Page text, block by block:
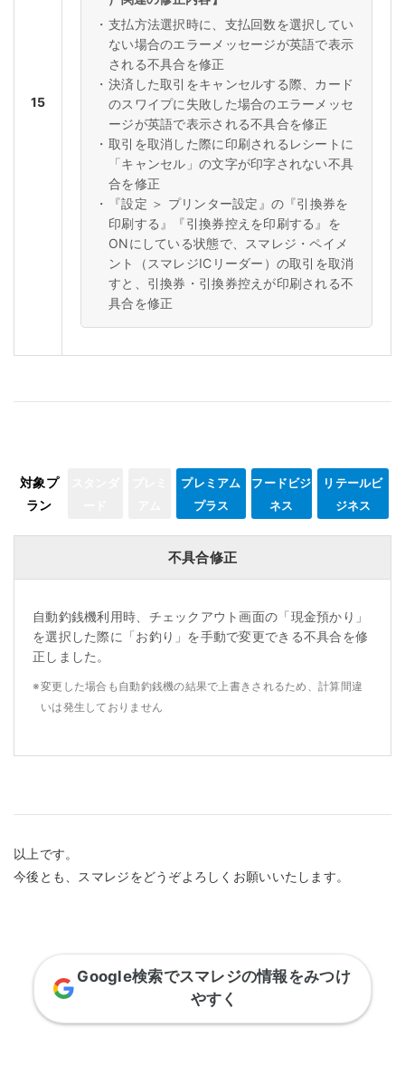
15
・ 支払方法選択時に、支払回数を選択してい
ない場合のエラーメッセージが英語で表示
される不具合を修正
・ 決済した取引をキャンセルする際、カード
のスワイプに失敗した場合のエラーメッセ
ージが英語で表示される不具合を修正
・ 取引を取消した際に印刷されるレシートに
「キャンセル」の文字が印字されない不具
合を修正
・
『設定 ＞ プリンター設定』の『引換券を
印刷する』『引換券控えを印刷する』を
ONにしている状態で、スマレジ・ペイメ
ント（スマレジICリーダー）の取引を取消
すと、引換券・引換券控えが印刷される不
具合を修正
対象プ
ラン
プレミアム
プラス
フードビジ
ネス
リテールビ
ジネス
不具合修正
自動釣銭機利用時、チェックアウト画面の「現金預かり」
を選択した際に「お釣り」を手動で変更できる不具合を修
正しました。
※変更した場合も自動釣銭機の結果で上書きされるため、計算間違
いは発生しておりません
以上です。
今後とも、スマレジをどうぞよろしくお願いいたします。
Google検索でスマレジの情報をみつけ
やすく